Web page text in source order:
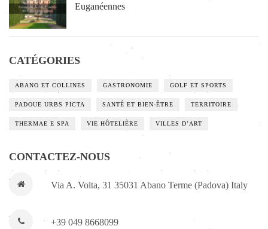
Euganéennes
CATÉGORIES
ABANO ET COLLINES GASTRONOMIE GOLF ET SPORTS
PADOUE URBS PICTA SANTÉ ET BIEN-ÊTRE TERRITOIRE
THERMAE E SPA VIE HÔTELIÈRE VILLES D’ART
CONTACTEZ-NOUS
Via A. Volta, 31 35031 Abano Terme (Padova) Italy
+39 049 8668099